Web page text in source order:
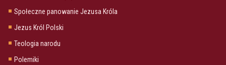
Społeczne panowanie Jezusa Króla
Jezus Król Polski
Teologia narodu
Polemiki